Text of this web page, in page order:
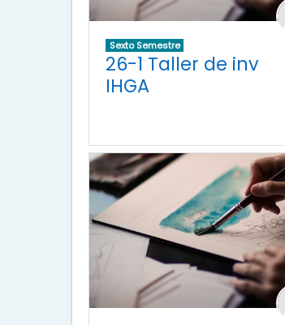
Sexto Semestre
26-1 Taller de inv
IHGA